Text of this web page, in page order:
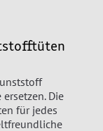
Die
für jedes